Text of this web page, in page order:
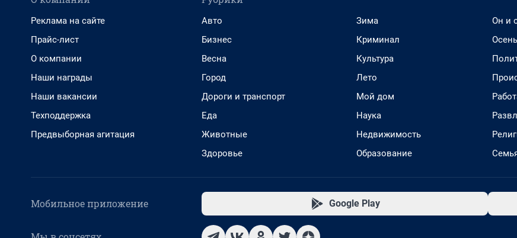
Реклама на сайте
Прайс-лист
О компании
Наши награды
Наши вакансии
Техподдержка
Предвыборная агитация
Авто
Бизнес
Весна
Город
Дороги и транспорт
Еда
Животные
Здоровье
Зима
Криминал
Культура
Лето
Мой дом
Наука
Недвижимость
Образование
Он и
Осень
Мобильное приложение Google Play